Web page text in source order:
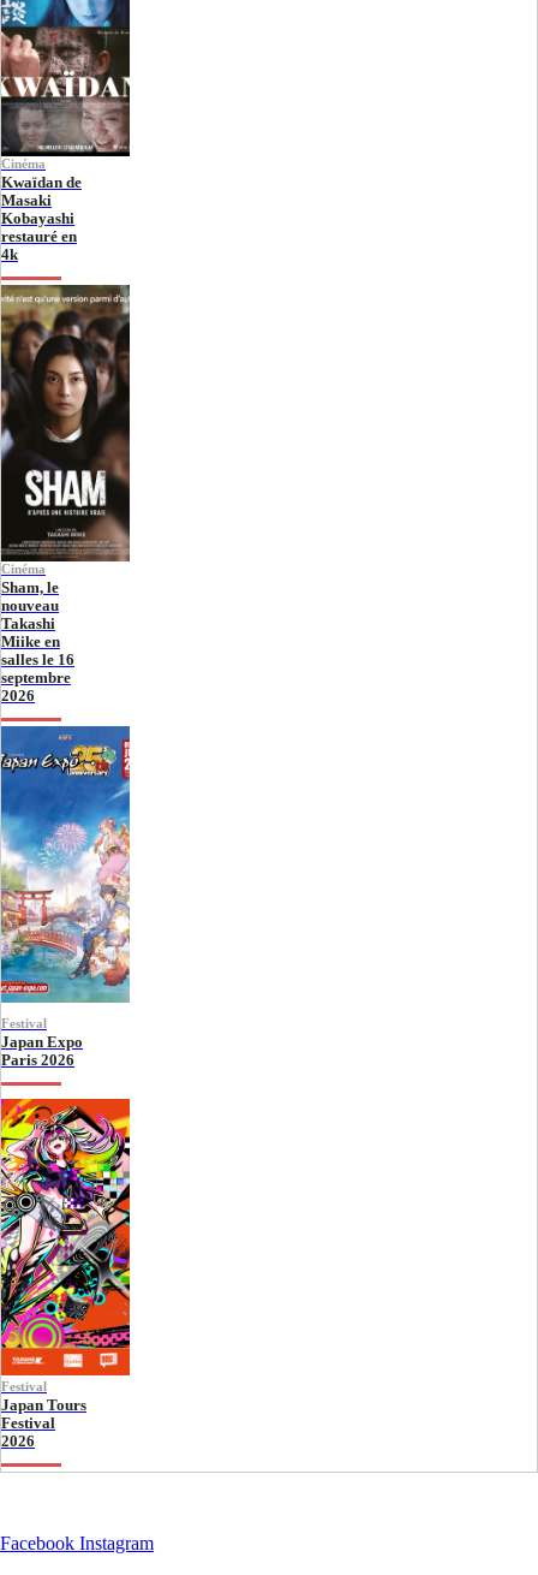
Cinéma
Kwaïdan de
Masaki
Kobayashi
restauré en
4k
Cinéma
Sham, le
nouveau
Takashi
Miike en
salles le 16
septembre
2026
Festival
Japan Expo
Paris 2026
Festival
Japan Tours
Festival
2026
Facebook Instagram